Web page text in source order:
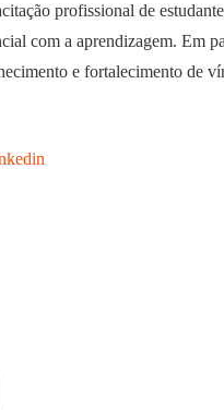
profissional de
com a aprendizagem. Em
e fortalecimento de